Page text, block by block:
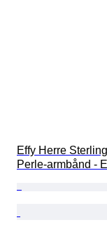
Effy Herre
Perle-armbånd -